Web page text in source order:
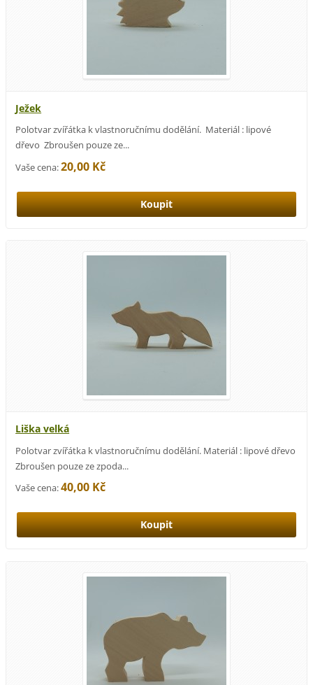
Ježek
Polotvar zvířátka k vlastnoručnímu dodělání. Materiál : lipové
dřevo Zbroušen pouze ze...
Vaše cena:20,00 Kč
Liška velká
Polotvar zvířátka k vlastnoručnímu dodělání. Materiál : lipové dřevo
Zbroušen pouze ze zpoda...
Vaše cena:40,00 Kč